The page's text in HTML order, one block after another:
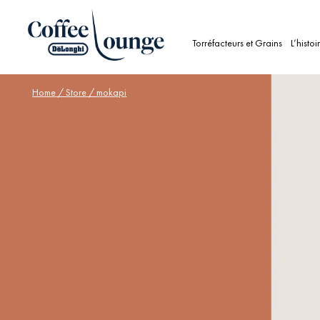
Torréfacteurs et Grains
Home / Store / mokapi